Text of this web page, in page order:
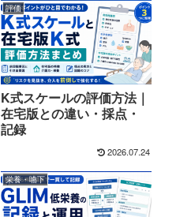
評価
K式スケールの評価方法｜
在宅版との違い・採点・
記録
2026.07.24
栄養・嚥下